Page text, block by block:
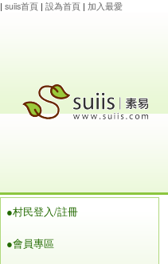
| suiis首頁 | 設為首頁 | 加入最愛
●村民登入/註冊
●會員專區